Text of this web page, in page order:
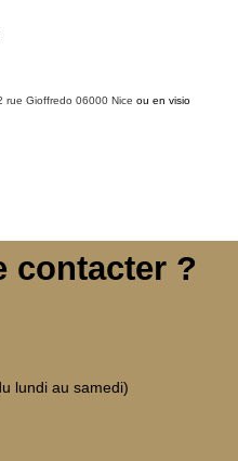
rue Gioffredo 06000 Nice ou en visio
contacter ?
lundi au samedi)